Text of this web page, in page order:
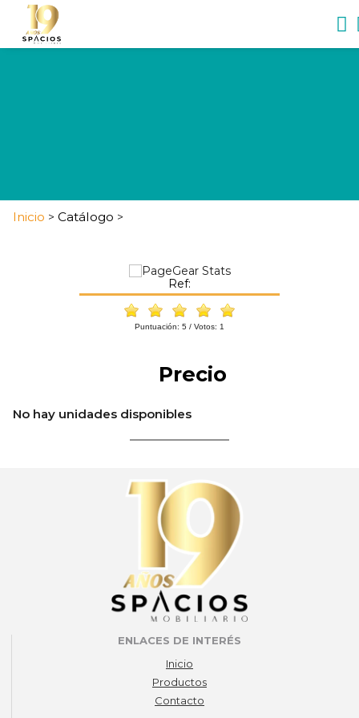
Inicio > Catálogo >
Ref:
Puntuación: 5 / Votos: 1
Precio
No hay unidades disponibles
ENLACES DE INTERÉS
Inicio
Productos
Contacto